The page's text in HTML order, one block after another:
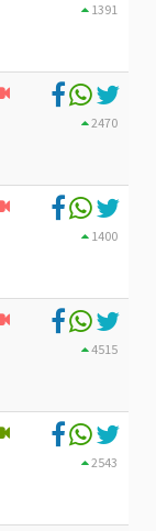
1391
2470
1400
4515
2543